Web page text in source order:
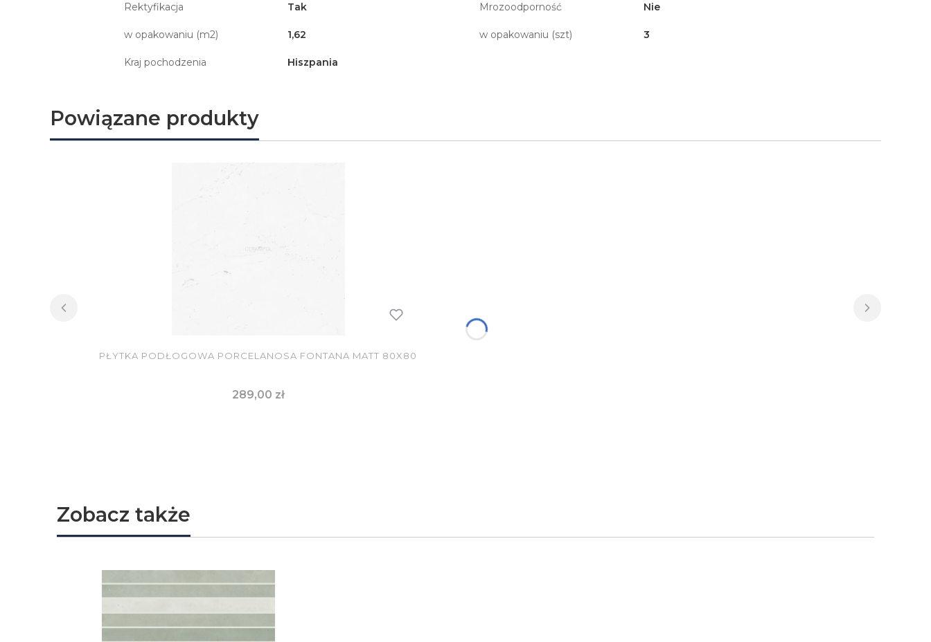
Rektyfikacja Tak Mrozoodporność Nie
w opakowaniu (m2) 1,62 w opakowaniu (szt) 3
Kraj pochodzenia Hiszpania
Powiązane produkty
PŁYTKA PODŁOGOWA PORCELANOSA FONTANA MATT 80X80
Cena
289,00 zł
Zobacz także